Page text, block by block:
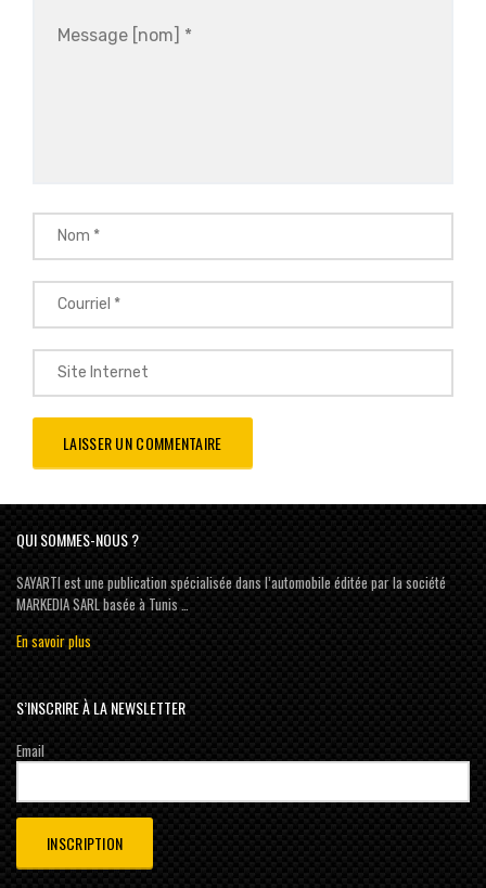
QUI SOMMES-NOUS ?
SAYARTI est une publication spécialisée dans l’automobile éditée par la société
MARKEDIA SARL basée à Tunis …
En savoir plus
S’INSCRIRE À LA NEWSLETTER
Email